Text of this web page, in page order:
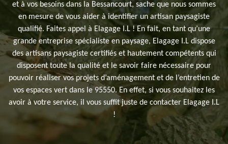
et à vos besoins dans la Bessancourt, sache que nous sommes
en mesure de vous aider à identifier un artisan paysagiste
qualifié. Faites appel à Elagage I.L ! En fait, en tant qu’une
grande entreprise spécialiste en paysage, Elagage I.L dispose
des artisans paysagiste certifiés et hautement compétents qui
disposent toute la qualité et le savoir faire nécessaire pour
pouvoir réaliser vos projets d’aménagement et de l’entretien de
vos espaces vert dans le 95550. En effet, si vous souhaitez les
avoir à votre service, il vous suffit juste de contacter Elagage I.L
!